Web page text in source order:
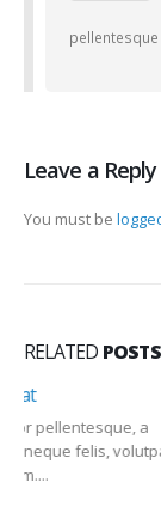
Leave a Reply
You must be
RELATED POSTS
Mar
Etiam
Quisque
eleifend